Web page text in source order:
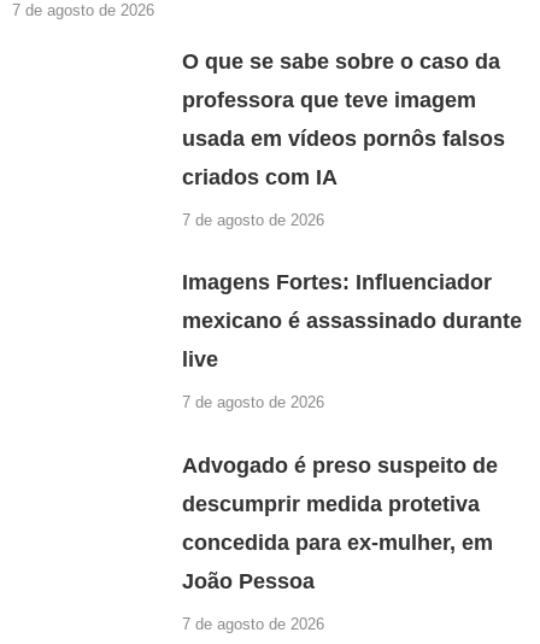
7 de agosto de 2026
O que se sabe sobre o caso da
professora que teve imagem
usada em vídeos pornôs falsos
criados com IA
7 de agosto de 2026
Imagens Fortes: Influenciador
mexicano é assassinado durante
live
7 de agosto de 2026
Advogado é preso suspeito de
descumprir medida protetiva
concedida para ex-mulher, em
João Pessoa
7 de agosto de 2026